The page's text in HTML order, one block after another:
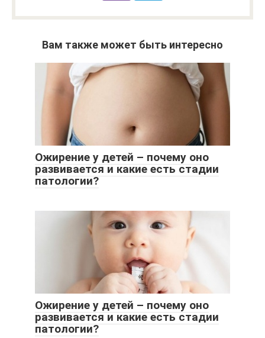
Вам также может быть интересно
Ожирение у детей – почему оно
развивается и какие есть стадии
патологии?
Ожирение у детей – почему оно
развивается и какие есть стадии
патологии?